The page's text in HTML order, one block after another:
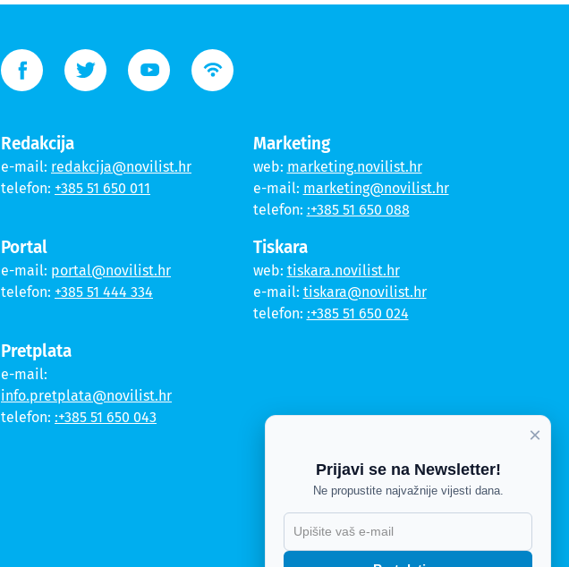
Redakcija
e-mail: redakcija@novilist.hr
telefon: +385 51 650 011
Portal
e-mail: portal@novilist.hr
telefon: +385 51 444 334
Pretplata
e-mail:
info.pretplata@novilist.hr
telefon: :+385 51 650 043
Marketing
web: marketing.novilist.hr
e-mail: marketing@novilist.hr
telefon: :+385 51 650 088
Tiskara
web: tiskara.novilist.hr
e-mail: tiskara@novilist.hr
telefon: :+385 51 650 024
×
Prijavi se na Newsletter!
Ne propustite najvažnije vijesti dana.